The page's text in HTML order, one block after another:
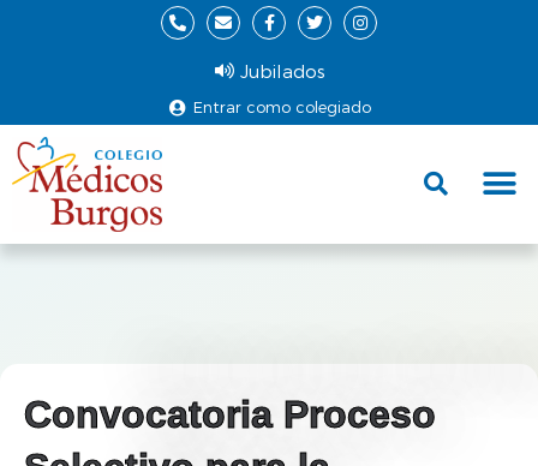
Entrar como colegiado
Jubilados
Convocatoria Proceso